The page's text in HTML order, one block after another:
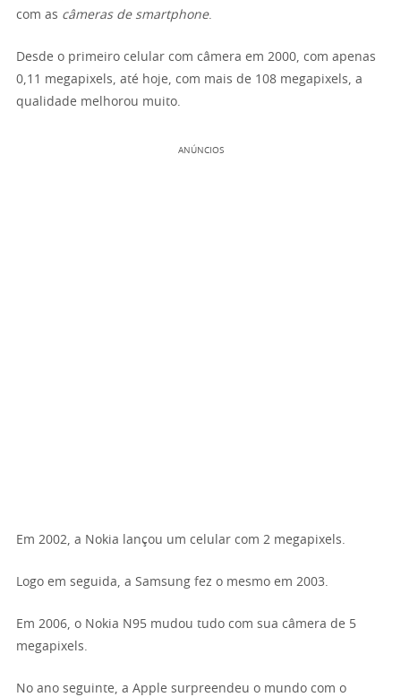
com as câmeras de smartphone.
Desde o primeiro celular com câmera em 2000, com apenas
0,11 megapixels, até hoje, com mais de 108 megapixels, a
qualidade melhorou muito.
ANÚNCIOS
Em 2002, a Nokia lançou um celular com 2 megapixels.
Logo em seguida, a Samsung fez o mesmo em 2003.
Em 2006, o Nokia N95 mudou tudo com sua câmera de 5
megapixels.
No ano seguinte, a Apple surpreendeu o mundo com o